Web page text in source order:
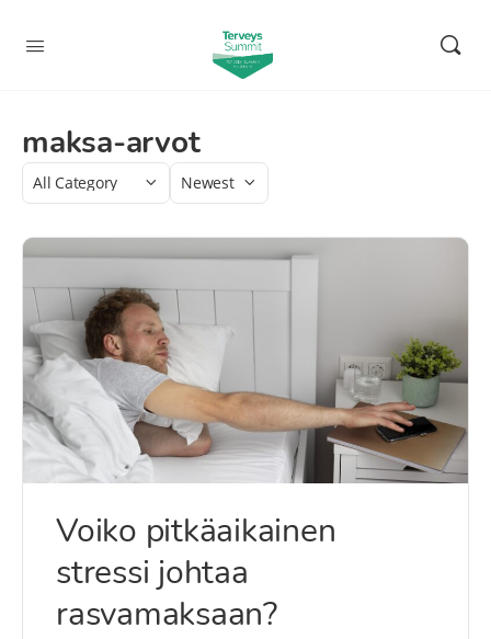
maksa-arvot
Category
Sort
Voiko pitkäaikainen
stressi johtaa
rasvamaksaan?